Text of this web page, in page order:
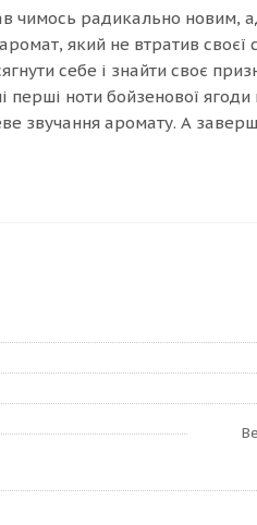
чимось радикально
який не втратив своєї
себе і знайти своє
перші ноти бойзенової
звучання аромату. А